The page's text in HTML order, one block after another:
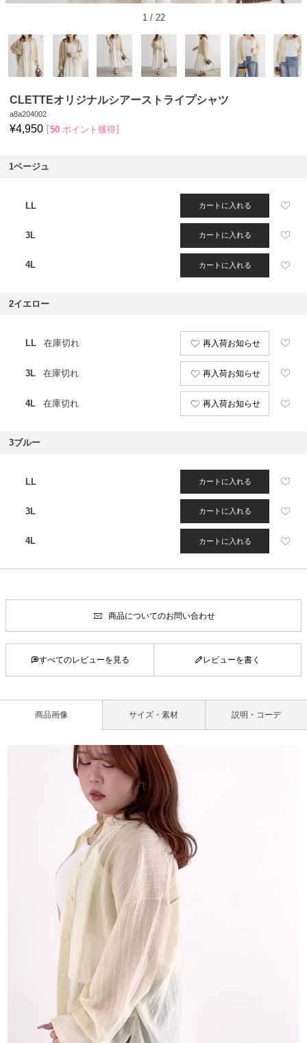
1/ 22
CLETTEオリジナルシアーストライプシャツ
a8a204002
¥4,950 50 ポイント獲得
1ベージュ
LL カートに入れる
3L カートに入れる
4L カートに入れる
2イエロー
LL 在庫切れ 再入荷お知らせ
3L 在庫切れ 再入荷お知らせ
4L 在庫切れ 再入荷お知らせ
3ブルー
LL カートに入れる
3L カートに入れる
4L カートに入れる
商品についてのお問い合わせ
すべてのレビューを見る レビューを書く
商品画像 サイズ・素材 説明・コーデ